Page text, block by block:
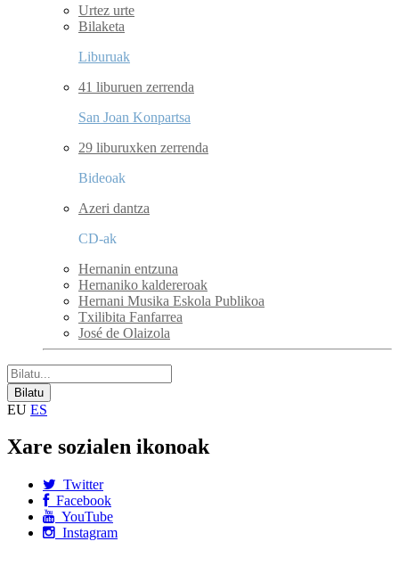
Urtez urte
Bilaketa
Liburuak
41 liburuen zerrenda
San Joan Konpartsa
29 liburuxken zerrenda
Bideoak
Azeri dantza
CD-ak
Hernanin entzuna
Hernaniko kaldereroak
Hernani Musika Eskola Publikoa
Txilibita Fanfarrea
José de Olaizola
EU ES
Xare sozialen ikonoak
Twitter
Facebook
YouTube
Instagram